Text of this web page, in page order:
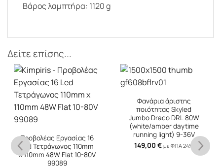
Βάρος λαμπτήρα: 1120 g
Δείτε επίσης...
Φανάρια άριστης
ποιότητας Skyled
Jumbo Draco DRL 80W
running light) 9-36V
149,00€ με ΦΠΑ 24%